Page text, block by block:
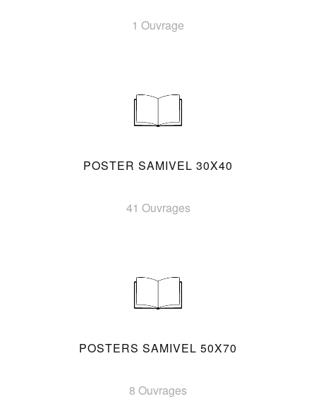
1 Ouvrage
POSTER SAMIVEL 30X40
41 Ouvrages
POSTERS SAMIVEL 50X70
8 Ouvrages